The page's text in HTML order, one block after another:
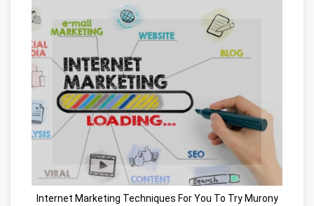
Internet Marketing Techniques For You To Try Murony